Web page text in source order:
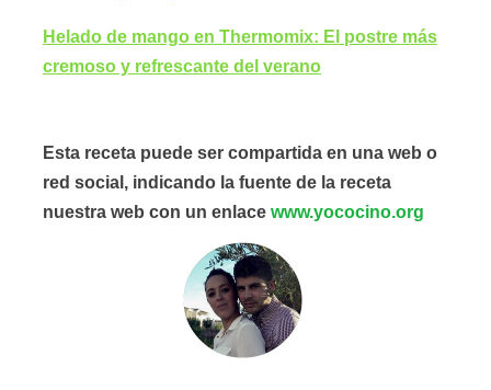
Helado de mango en Thermomix: El postre más
cremoso y refrescante del verano
Esta receta puede ser compartida en una web o
red social, indicando la fuente de la receta
nuestra web con un enlace www.yococino.org